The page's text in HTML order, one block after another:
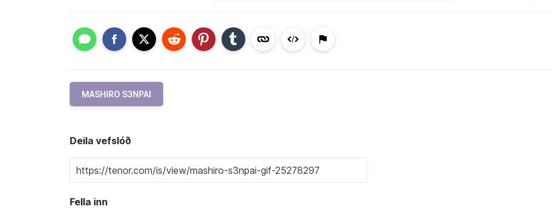
MASHIRO S3NPAI
Deila vefslóð
Fella inn